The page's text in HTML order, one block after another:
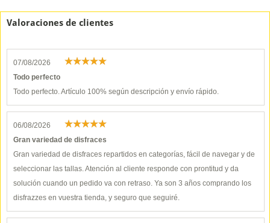
Valoraciones de clientes
07/08/2026
Todo perfecto
Todo perfecto. Artículo 100% según descripción y envío rápido.
06/08/2026
Gran variedad de disfraces
Gran variedad de disfraces repartidos en categorías, fácil de navegar y de
seleccionar las tallas. Atención al cliente responde con prontitud y da
solución cuando un pedido va con retraso. Ya son 3 años comprando los
disfrazzes en vuestra tienda, y seguro que seguiré.